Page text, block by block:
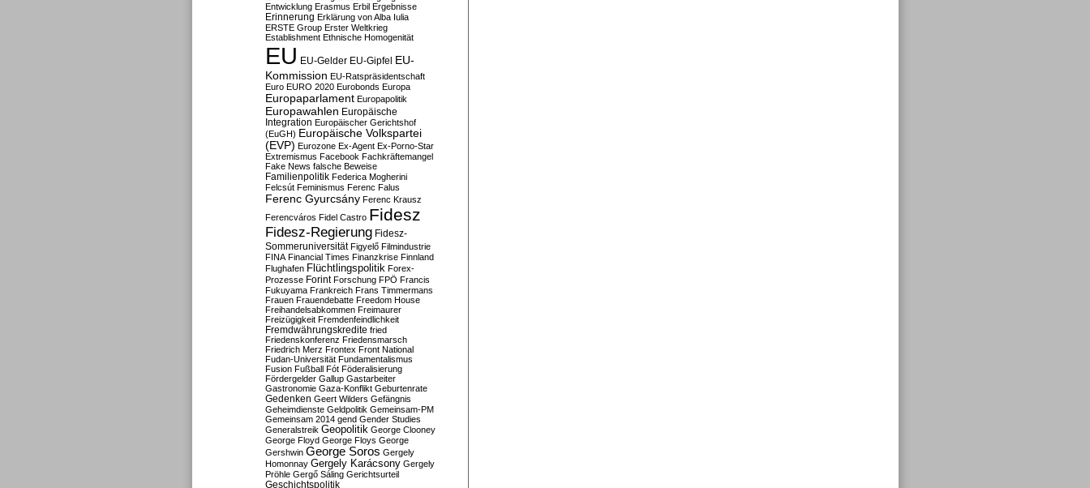
Entwicklung Erasmus Erbil Ergebnisse
Erinnerung Erklärung von Alba Iulia
ERSTE Group Erster Weltkrieg
Establishment Ethnische Homogenität
EU EU-Gelder EU-Gipfel EU-
Kommission EU-Ratspräsidentschaft
Euro EURO 2020 Eurobonds Europa
Europaparlament Europapolitik
Europawahlen Europäische
Integration Europäischer Gerichtshof
(EuGH) Europäische Volkspartei
(EVP) Eurozone Ex-Agent Ex-Porno-Star
Extremismus Facebook Fachkräftemangel
Fake News falsche Beweise
Familienpolitik Federica Mogherini
Felcsút Feminismus Ferenc Falus
Ferenc Gyurcsány Ferenc Krausz
Ferencváros Fidel Castro Fidesz
Fidesz-Regierung Fidesz-
Sommeruniversität Figyelő Filmindustrie
FINA Financial Times Finanzkrise Finnland
Flughafen Flüchtlingspolitik Forex-
Prozesse Forint Forschung FPÖ Francis
Fukuyama Frankreich Frans Timmermans
Frauen Frauendebatte Freedom House
Freihandelsabkommen Freimaurer
Freizügigkeit Fremdenfeindlichkeit
Fremdwährungskredite fried
Friedenskonferenz Friedensmarsch
Friedrich Merz Frontex Front National
Fudan-Universität Fundamentalismus
Fusion Fußball Fót Föderalisierung
Fördergelder Gallup Gastarbeiter
Gastronomie Gaza-Konflikt Geburtenrate
Gedenken Geert Wilders Gefängnis
Geheimdienste Geldpolitik Gemeinsam-PM
Gemeinsam 2014 gend Gender Studies
Generalstreik Geopolitik George Clooney
George Floyd George Floys George
Gershwin George Soros Gergely
Homonnay Gergely Karácsony Gergely
Pröhle Gergő Sáling Gerichtsurteil
Geschichtspolitik